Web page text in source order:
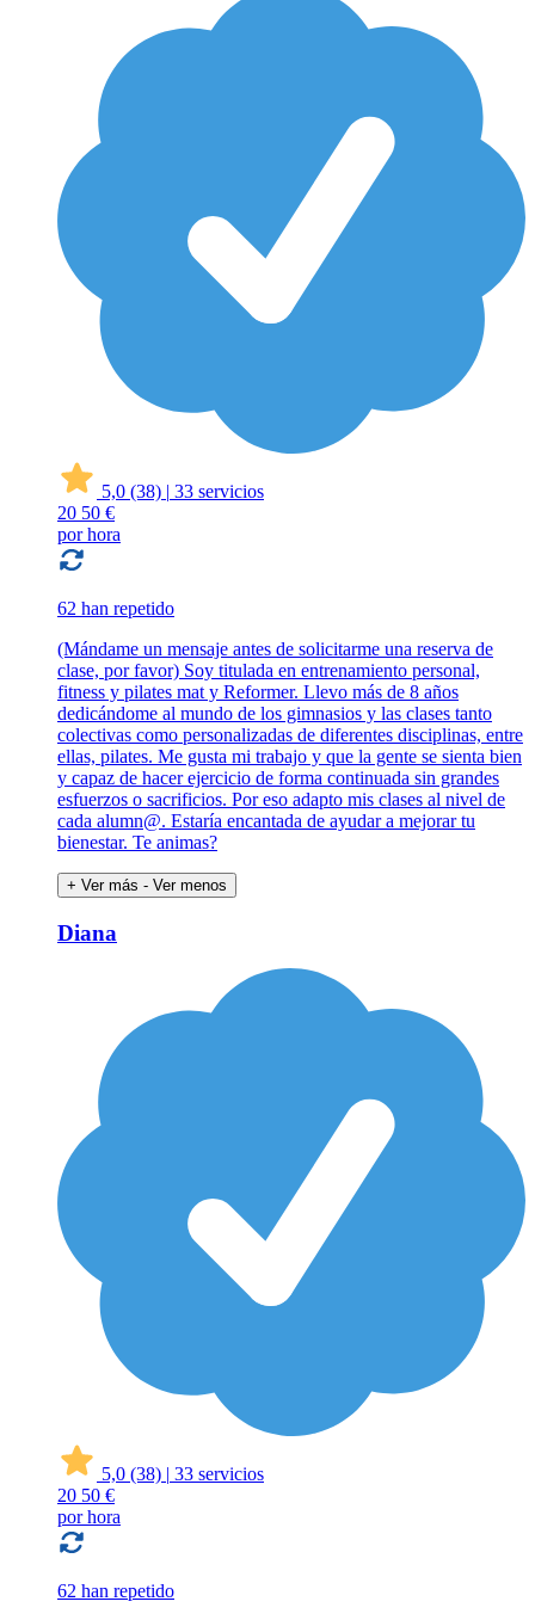
5,0 (38) | 33 servicios
20 50 €
por hora
62 han repetido
(Mándame un mensaje antes de solicitarme una reserva de
clase, por favor) Soy titulada en entrenamiento personal,
fitness y pilates mat y Reformer. Llevo más de 8 años
dedicándome al mundo de los gimnasios y las clases tanto
colectivas como personalizadas de diferentes disciplinas, entre
ellas, pilates. Me gusta mi trabajo y que la gente se sienta bien
y capaz de hacer ejercicio de forma continuada sin grandes
esfuerzos o sacrificios. Por eso adapto mis clases al nivel de
cada alumn@. Estaría encantada de ayudar a mejorar tu
bienestar. Te animas?
+ Ver más - Ver menos
Diana
5,0 (38) | 33 servicios
20 50 €
por hora
62 han repetido